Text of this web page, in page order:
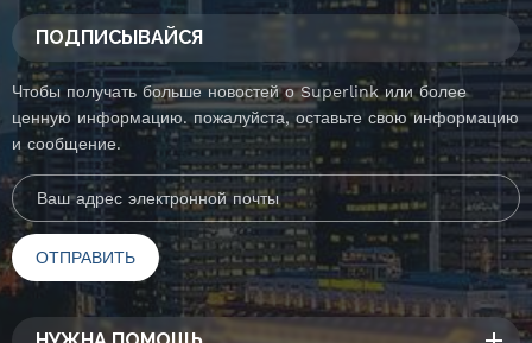
ПОДПИСЫВАЙСЯ
Чтобы получать больше новостей о Superlink или более
ценную информацию. пожалуйста, оставьте свою информацию
и сообщение.